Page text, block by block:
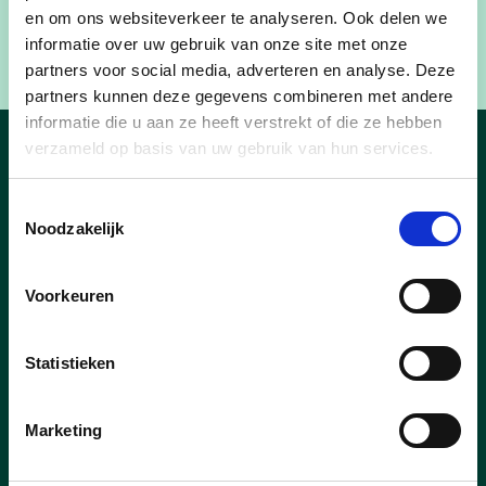
en om ons websiteverkeer te analyseren. Ook delen we
informatie over uw gebruik van onze site met onze
partners voor social media, adverteren en analyse. Deze
partners kunnen deze gegevens combineren met andere
informatie die u aan ze heeft verstrekt of die ze hebben
verzameld op basis van uw gebruik van hun services.
Noodzakelijk
Voorkeuren
Statistieken
Marketing
stadswinkel kan je overigens een zakasbak kopen
voor amper 2,5 euro.
Nieuws
Buren vieren samen met de
03/03/25
De Europese Dag van de Buren – dit jaar